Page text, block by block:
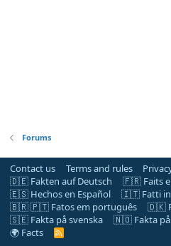
Forums
Contact us Terms and rules
🇩🇪 Fakten auf Deutsch
🇫🇷 Faits
🇪🇸 Hechos en Español
🇮🇹 Fatti in
🇧🇷 🇵🇹 Fatos em português
🇩🇰
🇸🇪 Fakta på svenska
🇳🇴 Fakta på
🌍 Facts
R